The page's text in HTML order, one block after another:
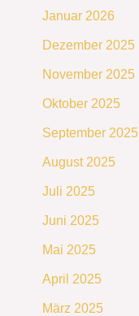
Januar 2026
Dezember 2025
November 2025
Oktober 2025
September 2025
August 2025
Juli 2025
Juni 2025
Mai 2025
April 2025
März 2025